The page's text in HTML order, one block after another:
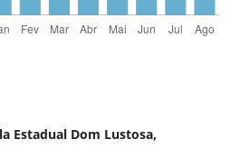
Estadual Dom Lustosa,